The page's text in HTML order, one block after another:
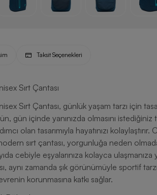
Taksit Seçenekleri
Sırt Çantası
Sırt Çantası, günlük yaşam tarzı için
gün içinde yanınızda olmasını istediğiniz
olan tasarımıyla hayatınızı
sırt çantası, yorgunluğa neden
cebiyle eşyalarınıza kolayca
aynı zamanda şık görünümüyle sportif
korunmasına katkı sağlar.